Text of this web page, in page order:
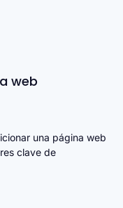
web
una página web
clave de